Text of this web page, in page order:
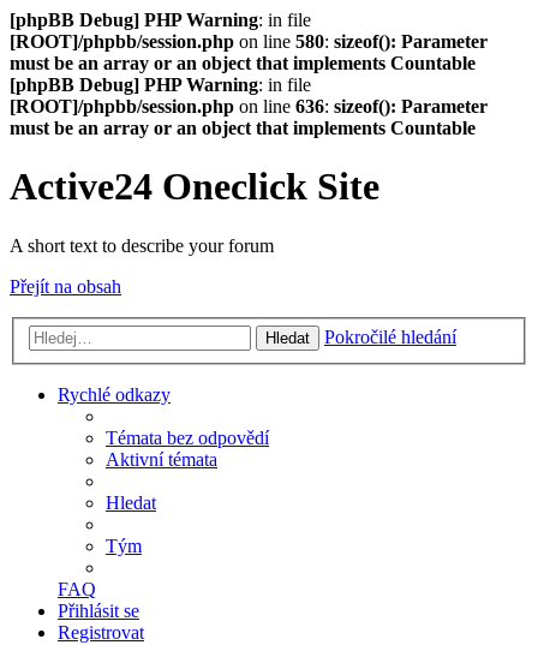
[phpBB Debug] PHP Warning: in file
[ROOT]/phpbb/session.php on line 580: sizeof(): Parameter
must be an array or an object that implements Countable
[phpBB Debug] PHP Warning: in file
[ROOT]/phpbb/session.php on line 636: sizeof(): Parameter
must be an array or an object that implements Countable
Active24 Oneclick Site
A short text to describe your forum
Přejít na obsah
Hledat Pokročilé hledání
Rychlé odkazy
Témata bez odpovědí
Aktivní témata
Hledat
Tým
FAQ
Přihlásit se
Registrovat